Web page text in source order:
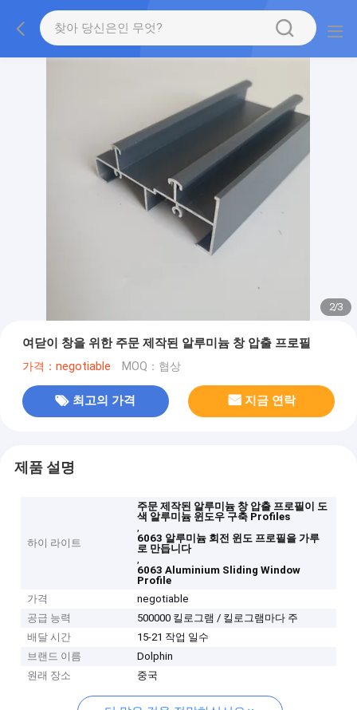
2/3
여닫이 창을 위한 주문 제작된 알루미늄 창 압출 프로필
가격：negotiable MOQ：협상
최고의 가격 지금 연락
제품 설명
하이 라이트
주문 제작된 알루미늄 창 압출 프로필이 도
색 알루미늄 윈도우 구축 Profiles
,
6063 알루미늄 회전 윈도 프로필을 가루
로 만듭니다
,
6063 Aluminium Sliding Window
Profile
가격
negotiable
공급 능력
500000 킬로그램 / 킬로그램마다 주
배달 시간
15-21 작업 일수
브랜드 이름
Dolphin
원래 장소
중국